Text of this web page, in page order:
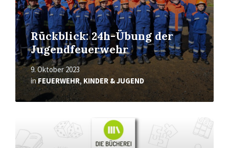
Rückblick: 24h-Übung der
Jugendfeuerwehr
9. Oktober 2023
inFEUERWEHR, KINDER & JUGEND
erfahren